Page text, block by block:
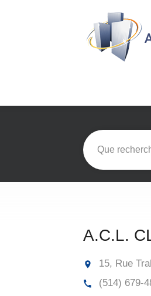
A.C.L.
15, Rue
(514) 679-